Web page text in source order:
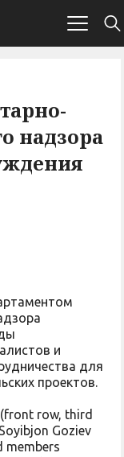
надзора
и
для
проектов.